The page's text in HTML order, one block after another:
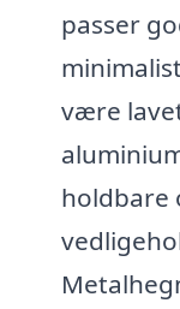
passer
være
holdbare